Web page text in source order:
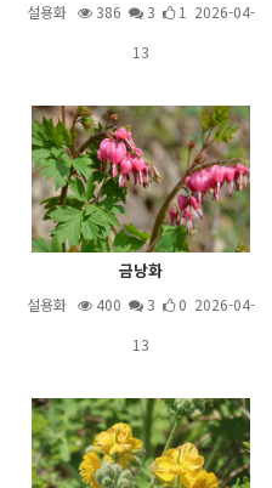
설용화 386 3
1 2026-04-
13
금낭화
설용화 400 3
0 2026-04-
13